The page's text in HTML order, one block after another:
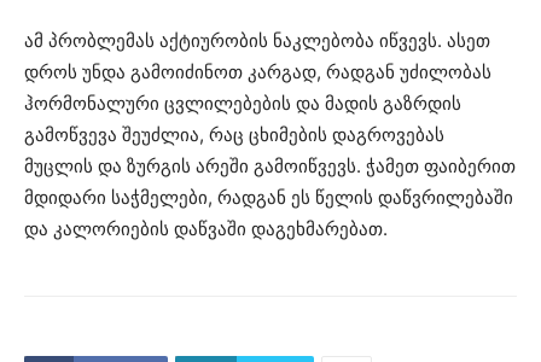
ამ პრობლემას აქტიურობის ნაკლებობა იწვევს. ასეთ
დროს უნდა გამოიძინოთ კარგად, რადგან უძილობას
ჰორმონალური ცვლილებების და მადის გაზრდის
გამოწვევა შეუძლია, რაც ცხიმების დაგროვებას
მუცლის და ზურგის არეში გამოიწვევს. ჭამეთ ფაიბერით
მდიდარი საჭმელები, რადგან ეს წელის დაწვრილებაში
და კალორიების დაწვაში დაგეხმარებათ.